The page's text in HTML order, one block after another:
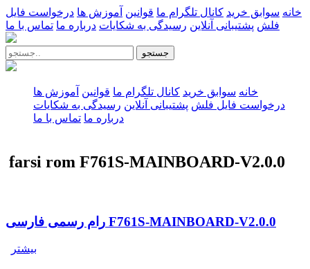
خانه سوابق خرید کانال تلگرام ما قوانین آموزش ها درخواست فایل
فلش پشتیبانی آنلاین رسیدگی به شکایات درباره ما تماس با ما
جستجو
خانه سوابق خرید کانال تلگرام ما قوانین آموزش ها
درخواست فایل فلش پشتیبانی آنلاین رسیدگی به شکایات
درباره ما تماس با ما
farsi rom F761S-MAINBOARD-V2.0.0
رام رسمی فارسی F761S-MAINBOARD-V2.0.0
بیشتر